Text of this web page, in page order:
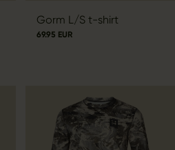
Gorm L/S t-shirt
69.95 EUR